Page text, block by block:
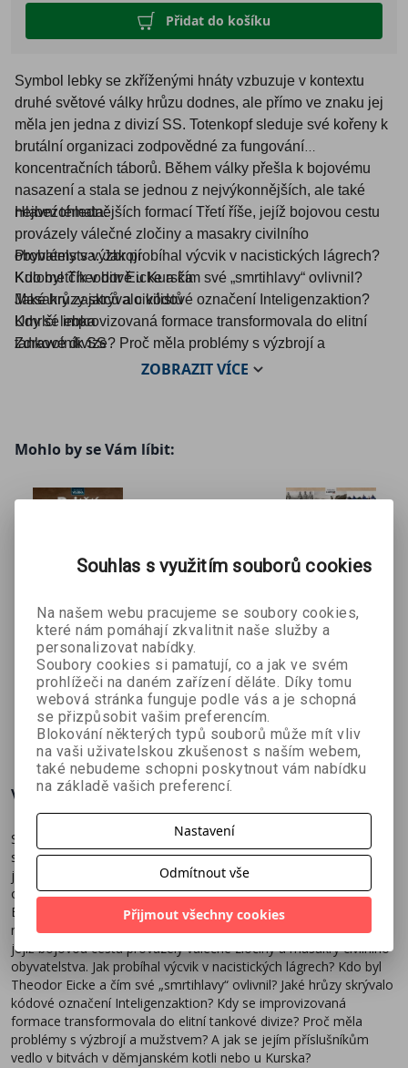
Přidat do košíku
Symbol lebky se zkříženými hnáty vzbuzuje v kontextu
druhé světové války hrůzu dodnes, ale přímo ve znaku jej
měla jen jedna z divizí SS. Totenkopf sleduje své kořeny k
brutální organizaci zodpovědné za fungování
koncentračních táborů. Během války přešla k bojovému
nasazení a stala se jednou z nejvýkonnějších, ale také
nejbezohlednějších formací Třetí říše, jejíž bojovou cestu
provázely válečné zločiny a masakry civilního
obyvatelstva. Jak probíhal výcvik v nacistických lágrech?
Kdo byl Theodor Eicke a čím své „smrtihlavy“ ovlivnil?
Jaké hrůzy skrývalo kódové označení Inteligenzaktion?
Kdy se improvizovaná formace transformovala do elitní
tankové divize? Proč měla problémy s výzbrojí a
mužstvem? A jak se jejím příslušníkům vedlo v bitvách v
Hlavní témata:
Problémy s výzbrojí
Kulometčík v bitvě u Kurska
Masakry zajatců a civilistů
Umrlčí lebka
Zdravotník SS
ZOBRAZITVÍCE
Mohlo by se Vám líbit:
Britští
Commando
skolektiv autorů
89 Kč 99 Kč
Pěchotní
sruby – Čs.
opevnění
1935–1938
Jiří Suchánek,
Ivan Fuksa
269 Kč 299 Kč
Češi v boji
za
Monarchii
1914-1918
kolektiv autorů
161 Kč 179 Kč
Více o knize
Symbol lebky se zkříženými hnáty vzbuzuje v kontextu druhé
světové války hrůzu dodnes, ale přímo ve znaku jej měla jen
jedna z divizí SS. Totenkopf sleduje své kořeny k brutální
organizaci zodpovědné za fungováníkoncentračních táborů.
Během války přešla k bojovému nasazení a stala se jednou z
nejvýkonnějších, ale také nejbezohlednějších formací Třetí říše,
jejíž bojovou cestu provázely válečné zločiny a masakry civilního
obyvatelstva. Jak probíhal výcvik v nacistických lágrech? Kdo byl
Theodor Eicke a čím své „smrtihlavy“ ovlivnil? Jaké hrůzy skrývalo
kódové označení Inteligenzaktion? Kdy se improvizovaná
formace transformovala do elitní tankové divize? Proč měla
problémy s výzbrojí a mužstvem? A jak se jejím příslušníkům
vedlo v bitvách v děmjanském kotli nebo u Kurska?
Souhlas s využitím souborů cookies
Na našem webu pracujeme se soubory cookies,
které nám pomáhají zkvalitnit naše služby a
personalizovat nabídky.
Soubory cookies si pamatují, co a jak ve svém
prohlížeči na daném zařízení děláte. Díky tomu
webová stránka funguje podle vás a je schopná
se přizpůsobit vašim preferencím.
Blokování některých typů souborů může mít vliv
na vaši uživatelskou zkušenost s naším webem,
také nebudeme schopni poskytnout vám nabídku
na základě vašich preferencí.
Nastavení
Odmítnout vše
Přijmout všechny cookies